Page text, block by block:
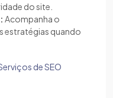
do site.
Acompanha o
estratégias quando
de SEO